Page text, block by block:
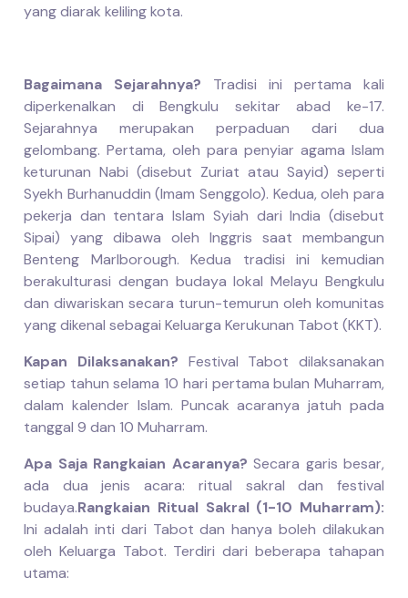
yang diarak keliling kota.
Bagaimana Sejarahnya? Tradisi ini pertama kali
diperkenalkan di Bengkulu sekitar abad ke-17.
Sejarahnya merupakan perpaduan dari dua
gelombang. Pertama, oleh para penyiar agama Islam
keturunan Nabi (disebut Zuriat atau Sayid) seperti
Syekh Burhanuddin (Imam Senggolo). Kedua, oleh para
pekerja dan tentara Islam Syiah dari India (disebut
Sipai) yang dibawa oleh Inggris saat membangun
Benteng Marlborough. Kedua tradisi ini kemudian
berakulturasi dengan budaya lokal Melayu Bengkulu
dan diwariskan secara turun-temurun oleh komunitas
yang dikenal sebagai Keluarga Kerukunan Tabot (KKT).
Kapan Dilaksanakan? Festival Tabot dilaksanakan
setiap tahun selama 10 hari pertama bulan Muharram,
dalam kalender Islam. Puncak acaranya jatuh pada
tanggal 9 dan 10 Muharram.
Apa Saja Rangkaian Acaranya? Secara garis besar,
ada dua jenis acara: ritual sakral dan festival
budaya.Rangkaian Ritual Sakral (1-10 Muharram):
Ini adalah inti dari Tabot dan hanya boleh dilakukan
oleh Keluarga Tabot. Terdiri dari beberapa tahapan
utama: